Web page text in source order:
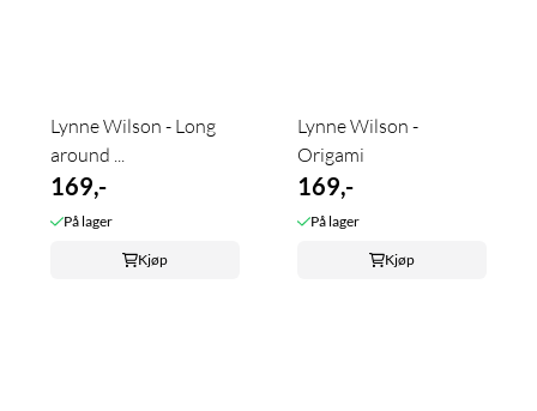
Lynne Wilson - Long
around ...
169,-
På lager
Kjøp
Lynne Wilson -
Origami
169,-
På lager
Kjøp